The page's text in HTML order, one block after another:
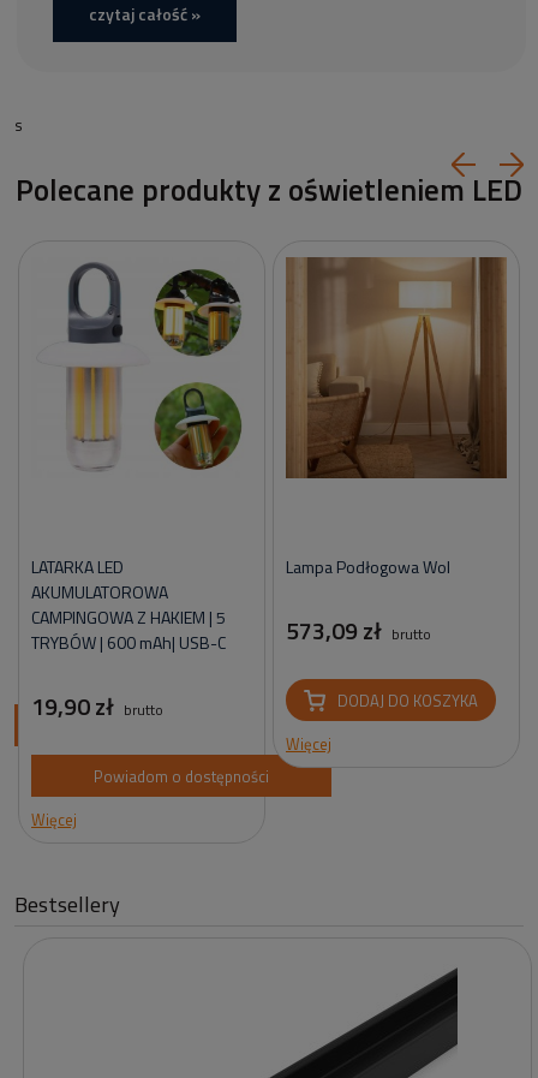
czytaj całość »
s
Polecane produkty z oświetleniem LED
LATARKA LED
AKUMULATOROWA
CAMPINGOWA Z HAKIEM | 5
TRYBÓW | 600 mAh| USB-C
19,90 zł brutto
Powiadom o dostępności
Więcej
Lampa Podłogowa Wol
573,09 zł brutto
DODAJ DO KOSZYKA
Więcej
Bestsellery